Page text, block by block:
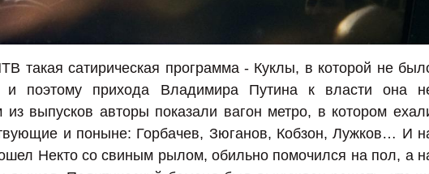
такая сатирическая программа - Куклы, в которой не
и поэтому прихода Владимира Путина к власти она
выпусков авторы показали вагон метро, в котором
и поныне: Горбачев, Зюганов, Кобзон, Лужков… И
Некто со свиным рылом, обильно помочился на пол, а